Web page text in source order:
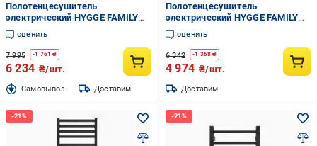
Полотенцесушитель
электрический HYGGE FAMILY
Slim 1170х250 черный мат
оценить
7 995 -1 761 ₴
6 234 ₴/шт.
Cамовывоз Доставим
Полотенцесушитель
электрический HYGGE FAMILY
Leeds 770x430 белый мат
оценить
6 342 -1 368 ₴
4 974 ₴/шт.
Доставим